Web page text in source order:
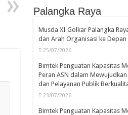
Palangka Raya
Musda XI Golkar Palangka
dan Arah Organisasi ke Depan
25/07/2026
Bimtek Penguatan Kapasitas
Peran ASN dalam
dan Pelayanan Publik
23/07/2026
Bimtek Penguatan Kapasitas